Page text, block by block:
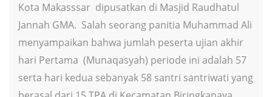
Kota Makasssar dipusatkan di Masjid Raudhatul
Jannah GMA. Salah seorang panitia Muhammad Ali
menyampaikan bahwa jumlah peserta ujian akhir
hari Pertama (Munaqasyah) periode ini adalah 57
serta hari kedua sebanyak 58 santri santriwati yang